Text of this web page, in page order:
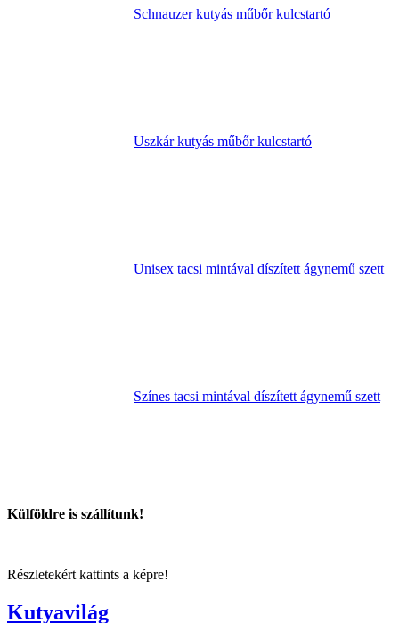
Schnauzer kutyás műbőr kulcstartó
Uszkár kutyás műbőr kulcstartó
Unisex tacsi mintával díszített ágynemű szett
Színes tacsi mintával díszített ágynemű szett
Külföldre is szállítunk!
Részletekért kattints a képre!
Kutyavilág